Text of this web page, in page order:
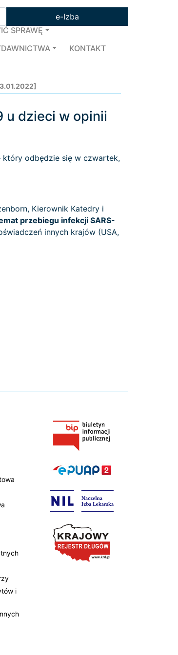
e-Izba
SPRAWĘ
KONTAKT
u dzieci w opinii
który odbędzie się w czwartek,
Kierownik Katedry i
przebiegu infekcji SARS-
innych krajów (USA,
i